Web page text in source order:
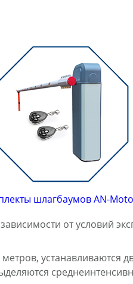
шлагбаумов AN-
от условий
устанавливаются